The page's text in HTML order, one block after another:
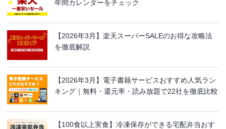
年間カレンダーをチェック
【2026年3月】楽天スーパーSALEのお得な攻略法
を徹底解説
【2026年3月】電子書籍サービスおすすめ人気ラン
キング｜無料・還元率・読み放題で22社を徹底比較
【100食以上実食】冷凍保存ができる宅配弁当おす